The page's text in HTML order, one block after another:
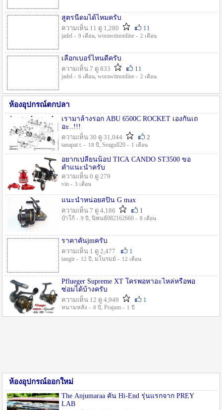
สูตรนี้ดมได้ไหมครับ
ความเห็น 11 ดู 1,280
11
jadel - 9 เดือน, worawitnonline - 2 เดือน
เลือกเบอร์ไหนดีครับ
ความเห็น 7 ดู 833
11
jadel - 6 เดือน, worawitnonline - 2 เดือน
ห้องอุปกรณ์ตกปลา
เรามาล้างรอก ABU 6500C ROCKET เองกันเถ
อะ..!!!
ความเห็น 30 ดู 31,044
2
tanapat t. - 18 ปี , Seagull20 - 1 เดือน
อยากเปลี่ยนน็อป TICA CANDO ST3500 ขอ
คำแนะนำครับ
ความเห็น 0 ดู 279
vin - 3 เดือน
แนะนำหน่อยสปิน G max
ความเห็น 7 ดู 4,186
1
ป๋าโก้ - 9 ปี , นิพนธ์082162660 - 8 เดือน
ราคาคันjmครับ
ความเห็น 1 ดู 2,477
1
tangtr - 12 ปี , มโนรมย์ - 12 เดือน
Pflueger Supreme XT ใครพอหาอะไหล่หรือพอ
ซ่อมได้บ้างครับ
ความเห็น 12 ดู 4,949
1
หนามหลัง - 8 ปี , Prajum - 1 ปี
ห้องอุปกรณ์ออกใหม่
The Anjumaraa คัน Hi-End รุ่นแรกจาก PREY
LAB